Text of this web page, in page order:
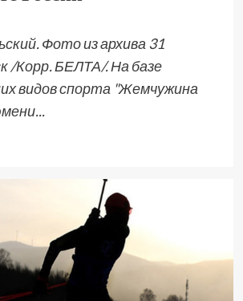
Фото из архива 31
/Корр. БЕЛТА/. На базе
видов спорта "Жемчужина